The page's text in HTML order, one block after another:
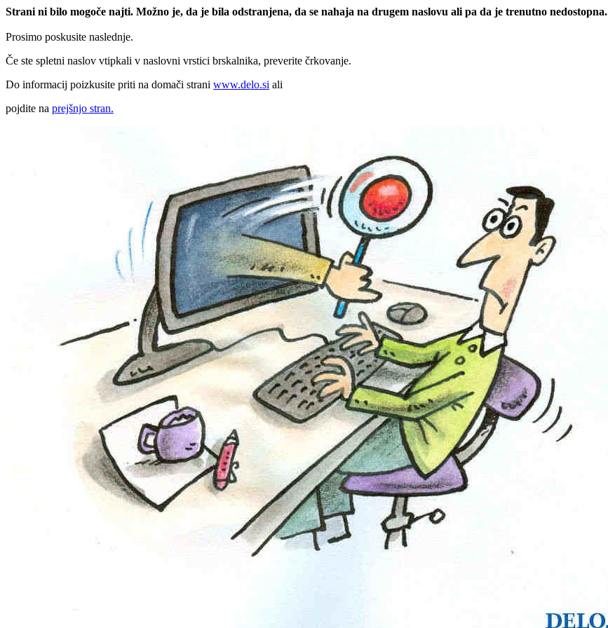
Strani ni bilo mogoče najti. Možno je, da je bila odstranjena, da se nahaja na drugem naslovu ali pa da je trenutno nedostopna.
Prosimo poskusite naslednje.
Če ste spletni naslov vtipkali v naslovni vrstici brskalnika, preverite črkovanje.
Do informacij poizkusite priti na domači strani www.delo.si ali
pojdite na prejšnjo stran.